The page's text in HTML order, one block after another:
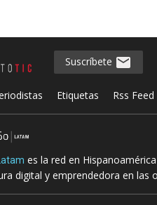
Suscríbete
Etiquetas Rss Feed
es la red en
digital y emprendedora en las